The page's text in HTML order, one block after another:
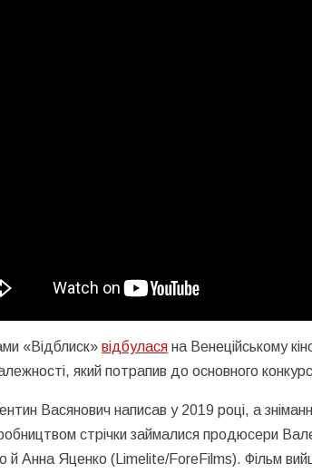
«Відблиск»відбулася на Венеційському
який потрапив до основного
Васянович написав у 2019 році, а
стрічки займалися продюсери
Анна Яценко (Limelite/ForeFilms). Фільм